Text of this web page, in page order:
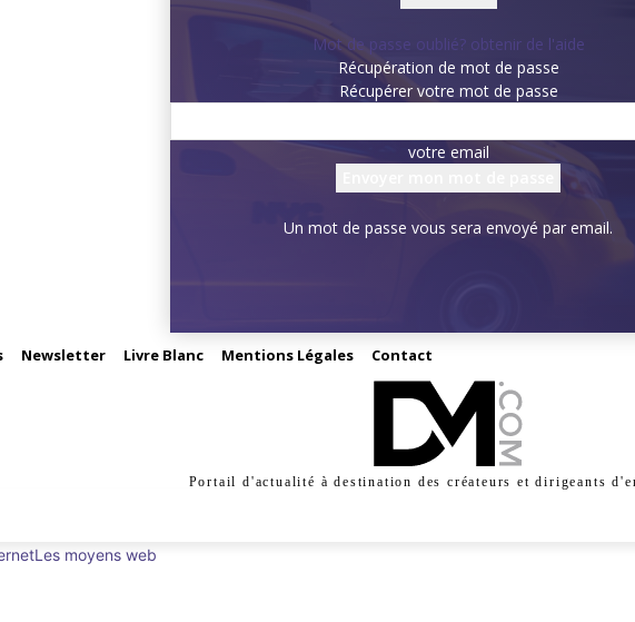
Mot de passe oublié? obtenir de l'aide
Récupération de mot de passe
Récupérer votre mot de passe
votre email
Un mot de passe vous sera envoyé par email.
Newsletter Livre Blanc Mentions Légales Contact
Portail d'actualité à destination des créateurs et dirigeants
Les moyens web